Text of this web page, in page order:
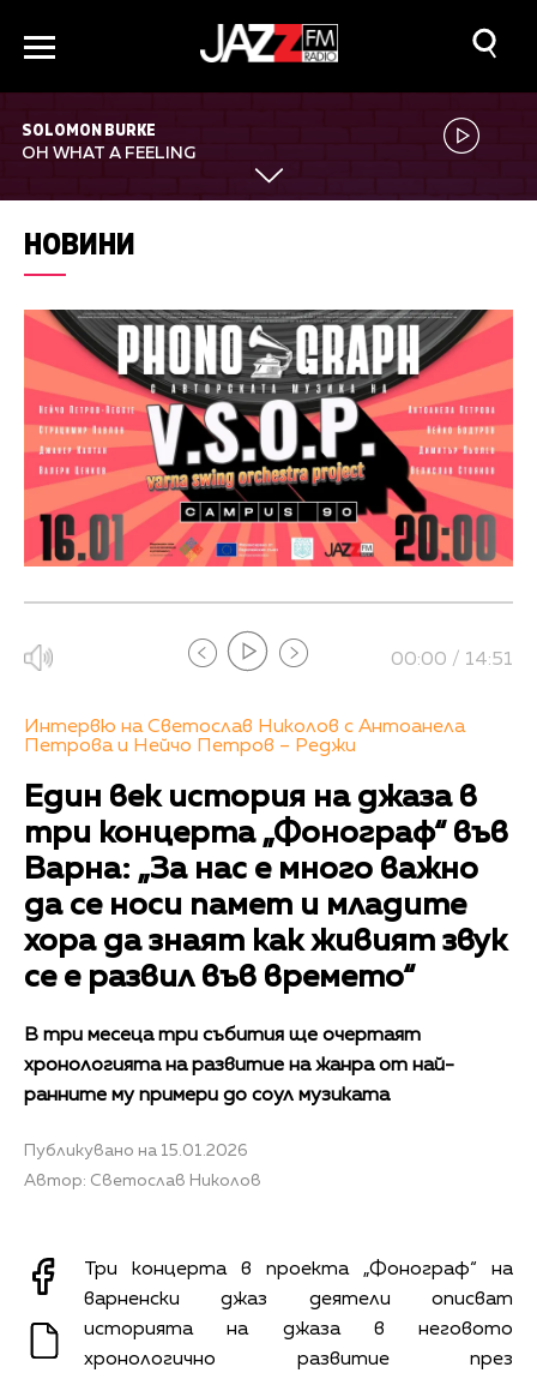
SOLOMON BURKE
OH WHAT A FEELING
НОВИНИ
00:00 / 14:51
Интервю на Светослав Николов с Антоанела
Петрова и Нейчо Петров – Реджи
Един век история на джаза в
три концерта „Фонограф“ във
Варна: „За нас е много важно
да се носи памет и младите
хора да знаят как живият звук
се е развил във времето“
В три месеца три събития ще очертаят
хронологията на развитие на жанра от най-
ранните му примери до соул музиката
Публикувано на 15.01.2026
Автор: Светослав Николов
Три концерта в проекта „Фонограф“ на
варненски джаз деятели описват
историята на джаза в неговото
хронологично развитие през